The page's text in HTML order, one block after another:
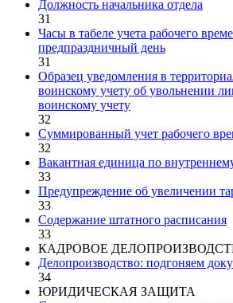
Должность начальника отдела
31
Часы в табеле учета рабочего
предпраздничный день
31
Образец уведомления в
воинскому учету об увольнении
воинскому учету
32
Суммированный учет рабочего
32
Вакантная единица по
33
Предупреждение об увеличении
33
Содержание штатного расписания
33
КАДРОВОЕ
Делопроизводство: подгоняем
34
ЮРИДИЧЕСКАЯ ЗАЩИТА